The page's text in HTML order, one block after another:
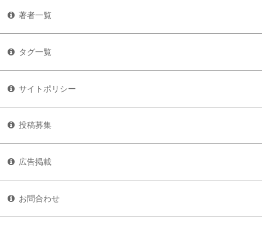
著者一覧
タグ一覧
サイトポリシー
投稿募集
広告掲載
お問合わせ